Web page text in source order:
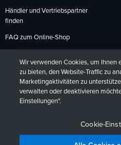
Händler und Vertriebspartner
finden
FAQ zum Online-Shop
Rückgabebedingungen
DeutschFrançais
Wir verwenden Cookies, um Ihnen
zu bieten, den Website-Traffic zu
Marketingaktivitäten zu
verwalten oder deaktivieren
Einstellungen".
Cookie-